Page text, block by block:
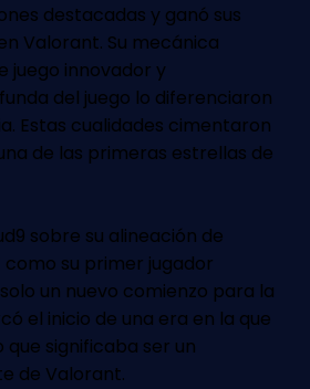
destacadas y ganó sus
Valorant. Su mecánica
juego innovador y
del juego lo diferenciaron
Estas cualidades cimentaron
de las primeras estrellas de
sobre su alineación de
como su primer jugador
un nuevo comienzo para la
el inicio de una era en la que
que significaba ser un
de Valorant.